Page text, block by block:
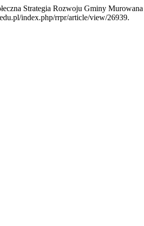
Strategia Rozwoju Gminy
index.php/rrpr/article/view/26939.